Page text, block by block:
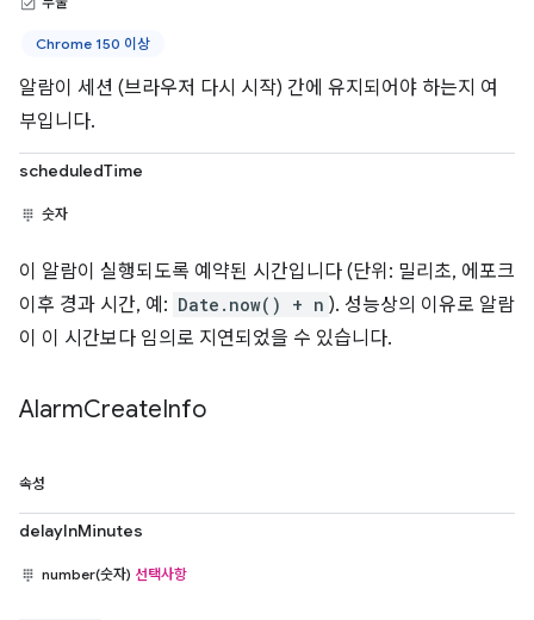
Chrome 150 이상
알람이 세션 (브라우저 다시 시작) 간에 유지되어야 하는지 여
부입니다.
scheduledTime
숫자
이 알람이 실행되도록 예약된 시간입니다 (단위: 밀리초, 에포크
이후 경과 시간, 예: Date.now() + n ). 성능상의 이유로 알람
이 이 시간보다 임의로 지연되었을 수 있습니다.
AlarmCreateInfo
속성
delayInMinutes
number(숫자) 선택사항